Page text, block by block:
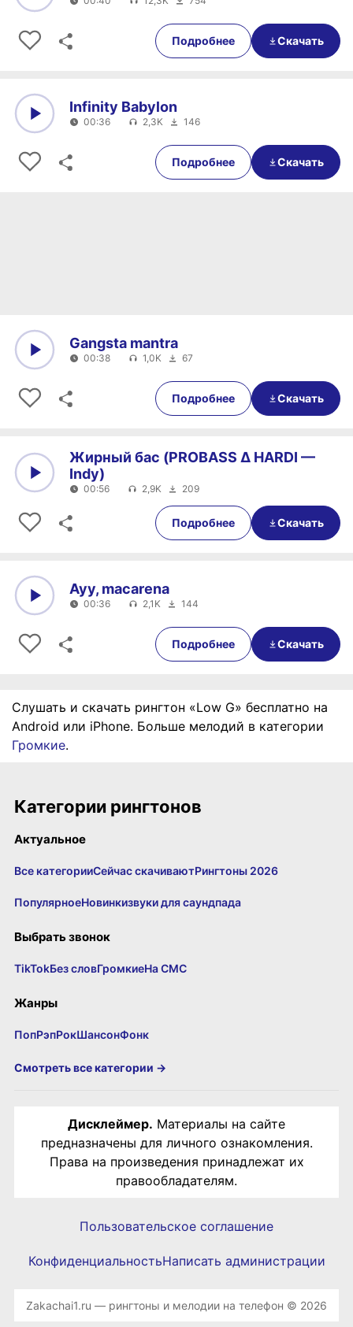
00:40
Подробнее Скачать
00:36
Infinity Babylon
00:36 2,3K 146
Подробнее Скачать
00:38
Gangsta mantra
00:38 1,0K 67
Подробнее Скачать
00:56
Жирный бас (PROBASS ∆ HARDI —
Indy)
00:56 2,9K 209
Подробнее Скачать
00:36
Ayy, macarena
00:36 2,1K 144
Подробнее Скачать
Слушать и скачать рингтон «Low G» бесплатно на
Android или iPhone. Больше мелодий в категории
Громкие.
Категории рингтонов
Актуальное
Все категорииСейчас скачиваютРингтоны 2026
ПопулярноеНовинкизвуки для саундпада
Выбрать звонок
TikTokБез словГромкиеНа СМС
Жанры
ПопРэпРокШансонФонк
Смотреть все категории →
Дисклеймер. Материалы на сайте
предназначены для личного ознакомления.
Права на произведения принадлежат их
правообладателям.
Пользовательское соглашение
КонфиденциальностьНаписать администрации
Zakachai1.ru — рингтоны и мелодии на телефон © 2026